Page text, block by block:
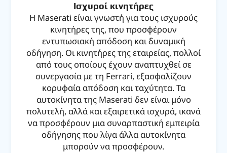
Ισχυροί κινητήρες
Η Maserati είναι γνωστή για τους ισχυρούς
κινητήρες της, που προσφέρουν
εντυπωσιακή απόδοση και δυναμική
οδήγηση. Οι κινητήρες της εταιρείας, πολλοί
από τους οποίους έχουν αναπτυχθεί σε
συνεργασία με τη Ferrari, εξασφαλίζουν
κορυφαία απόδοση και ταχύτητα. Τα
αυτοκίνητα της Maserati δεν είναι μόνο
πολυτελή, αλλά και εξαιρετικά ισχυρά, ικανά
να προσφέρουν μια συναρπαστική εμπειρία
οδήγησης που λίγα άλλα αυτοκίνητα
μπορούν να προσφέρουν.